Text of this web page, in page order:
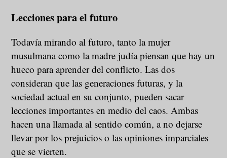
Lecciones para el futuro
Todavía mirando al futuro, tanto la mujer
musulmana como la madre judía piensan que hay un
hueco para aprender del conflicto. Las dos
consideran que las generaciones futuras, y la
sociedad actual en su conjunto, pueden sacar
lecciones importantes en medio del caos. Ambas
hacen una llamada al sentido común, a no dejarse
llevar por los prejuicios o las opiniones imparciales
que se vierten.